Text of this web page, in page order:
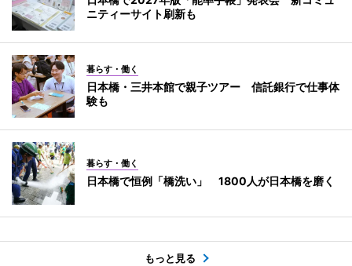
ニティーサイト刷新も
暮らす・働く
日本橋・三井本館で親子ツアー 信託銀行で仕事体
験も
暮らす・働く
日本橋で恒例「橋洗い」 1800人が日本橋を磨く
もっと見る